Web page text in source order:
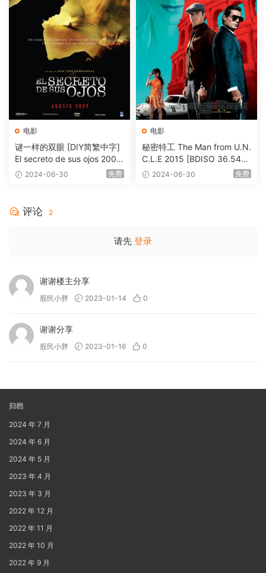
电影
谜一样的双眼 [DIY简繁中字]
El secreto de sus ojos 2009
1080p Blu-ray AVC DTS-HD
2024-06-30 免费
电影
秘密特工 The Man from U.N.
C.L.E 2015 [BDISO 36.54G
B] 2024-06-30 免费
评论 2
请先 登录
谢谢楼主分享
股民小胖 2023-01-14 0
谢谢分享
股民小胖 2023-01-16 0
归档
2024 年 7 月
2024 年 6 月
2024 年 5 月
2023 年 4 月
2023 年 3 月
2022 年 12 月
2022 年 11 月
2022 年 10 月
2022 年 9 月